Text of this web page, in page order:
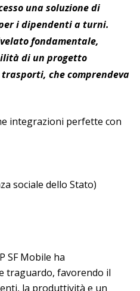
una soluzione di
i dipendenti a turni.
fondamentale,
di un progetto
che comprendeva
integrazioni perfette con
sociale dello Stato)
SF Mobile ha
traguardo, favorendo il
la produttività e un